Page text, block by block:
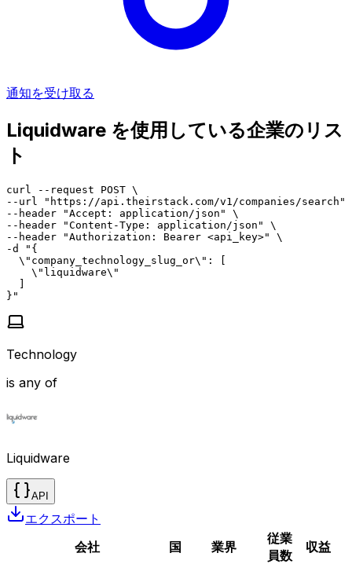
通知を受け取る
Liquidware を使用している企業のリス
ト
curl --request POST \
--url "https://api.theirstack.com/v1/companies/search"
--header "Accept: application/json" \
--header "Content-Type: application/json" \
--header "Authorization: Bearer <api_key>" \
-d "{
  \"company_technology_slug_or\": [
    \"liquidware\"
  ]
}"
Technology
is any of
Liquidware
API
エクスポート
会社
国 業界
従業
員数
収益